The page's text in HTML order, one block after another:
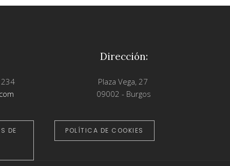
Dirección:
Plaza Vega, 27
09002 - Burgos
DE POLÍTICA DE COOKIES